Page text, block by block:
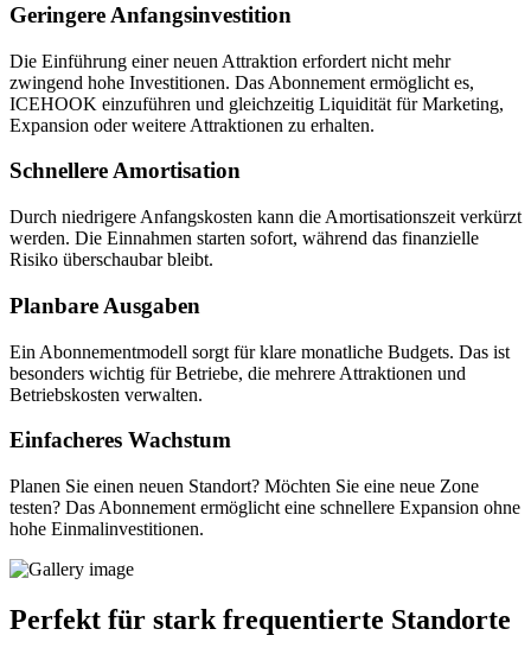
Geringere Anfangsinvestition
Die Einführung einer neuen Attraktion erfordert nicht mehr
zwingend hohe Investitionen. Das Abonnement ermöglicht es,
ICEHOOK einzuführen und gleichzeitig Liquidität für Marketing,
Expansion oder weitere Attraktionen zu erhalten.
Schnellere Amortisation
Durch niedrigere Anfangskosten kann die Amortisationszeit verkürzt
werden. Die Einnahmen starten sofort, während das finanzielle
Risiko überschaubar bleibt.
Planbare Ausgaben
Ein Abonnementmodell sorgt für klare monatliche Budgets. Das ist
besonders wichtig für Betriebe, die mehrere Attraktionen und
Betriebskosten verwalten.
Einfacheres Wachstum
Planen Sie einen neuen Standort? Möchten Sie eine neue Zone
testen? Das Abonnement ermöglicht eine schnellere Expansion ohne
hohe Einmalinvestitionen.
Perfekt für stark frequentierte Standorte